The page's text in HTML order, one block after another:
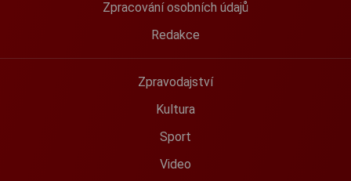
Zpracování osobních údajů
Redakce
Zpravodajství
Kultura
Sport
Video